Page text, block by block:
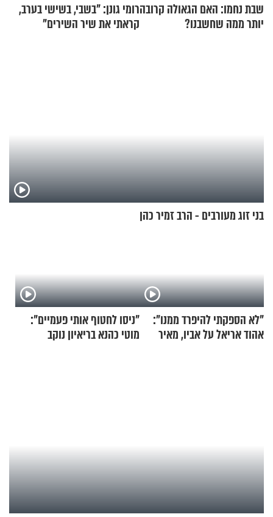
שבת נחמו: האם הגאולה קרובה
יותר ממה שחשבנו?
רומי גונן: "בשבי, בשישי בערב,
קראתי את שיר השירים"
בני זוג מעורבים - הרב זמיר כהן
"לא הספקתי להיפרד ממנו":
אהוד אריאל על אביו, מאיר
"ניסו לחטוף אותי פעמיים":
מוטי כהנא בריאיון נוקב